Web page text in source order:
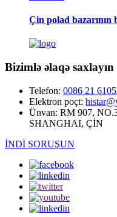
Çin polad bazarının
Bizimlə əlaqə saxlayın
Telefon: 0086 21
Elektron poçt:
Ünvan: RM 907,
SHANGHAI, ÇİN
İNDİ SORUŞUN